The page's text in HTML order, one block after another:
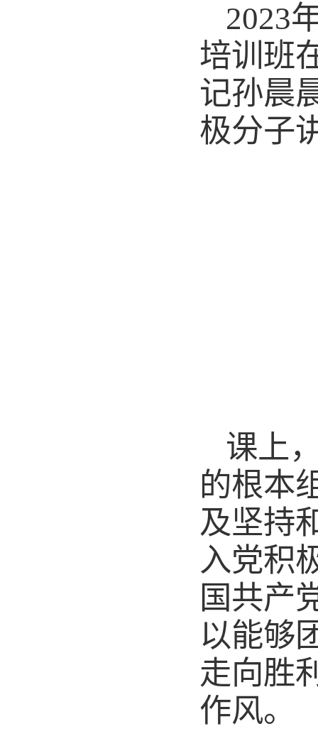
2023
培训班
记孙晨
极分子
课上
的根本
及坚持
入党积
国共产
以能够
走向胜
作风。